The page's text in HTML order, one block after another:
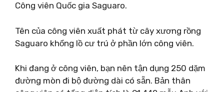
Công viên Quốc gia Saguaro.
Tên của công viên xuất phát từ cây xương rồng
Saguaro khổng lồ cư trú ở phần lớn công viên.
Khi đang ở công viên, bạn nên tận dụng 250 dặm
đường mòn đi bộ đường dài có sẵn. Bản thân